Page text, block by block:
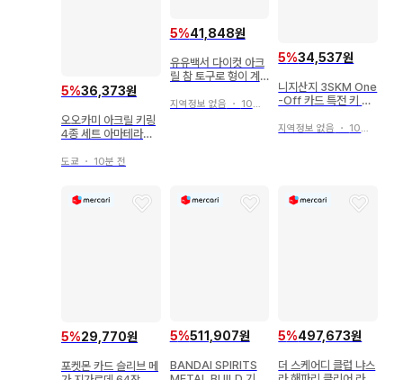
5%36,373원
오오카미 아크릴 키링
4종 세트 아마테라스
도쿄 ・ 10분 전
5%41,848원
유유백서 다이컷 아크
릴 참 토구로 형이 계
지역정보 없음 ・ 10분 전
5%34,537원
니지산지 3SKM One
-Off 카드 특전 키 비
지역정보 없음 ・ 10분 전
5%29,770원
포켓몬 카드 슬리브 메
5%511,907원
BANDAI SPIRITS
5%497,673원
더 스케어디 클럽 냐스